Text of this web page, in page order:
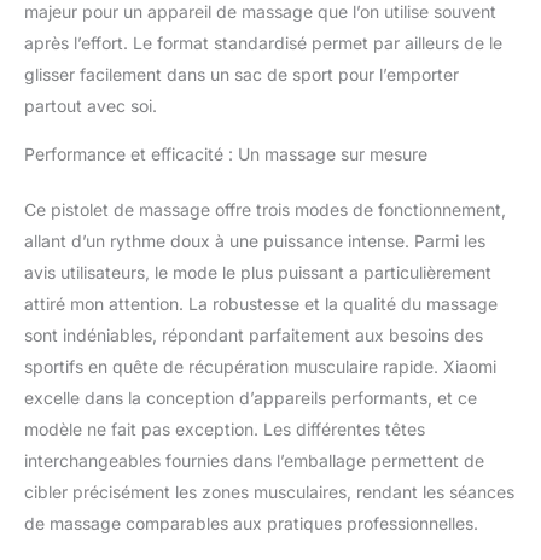
majeur pour un appareil de massage que l’on utilise souvent
après l’effort. Le format standardisé permet par ailleurs de le
glisser facilement dans un sac de sport pour l’emporter
partout avec soi.
Performance et efficacité : Un massage sur mesure
Ce pistolet de massage offre trois modes de fonctionnement,
allant d’un rythme doux à une puissance intense. Parmi les
avis utilisateurs, le mode le plus puissant a particulièrement
attiré mon attention. La robustesse et la qualité du massage
sont indéniables, répondant parfaitement aux besoins des
sportifs en quête de récupération musculaire rapide. Xiaomi
excelle dans la conception d’appareils performants, et ce
modèle ne fait pas exception. Les différentes têtes
interchangeables fournies dans l’emballage permettent de
cibler précisément les zones musculaires, rendant les séances
de massage comparables aux pratiques professionnelles.